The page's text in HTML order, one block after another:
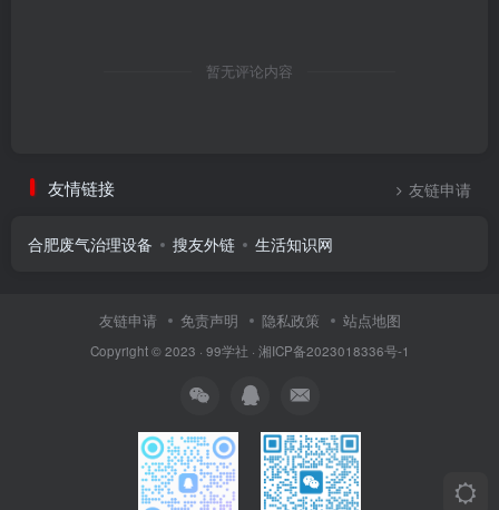
暂无评论内容
友情链接 友链申请
合肥废气治理设备 搜友外链 生活知识网
友链申请 免责声明 隐私政策 站点地图
Copyright © 2023 · 99学社 · 湘ICP备2023018336号-1